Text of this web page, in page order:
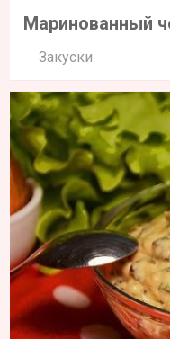
Маринованный
Закуски